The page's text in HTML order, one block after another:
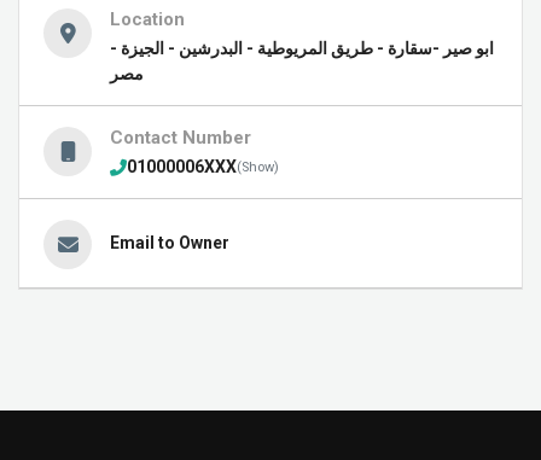
Location
ابو صير -سقارة - طريق المريوطية - البدرشين - الجيزة -
مصر
Contact Number
01000006XXX(Show)
Email to Owner